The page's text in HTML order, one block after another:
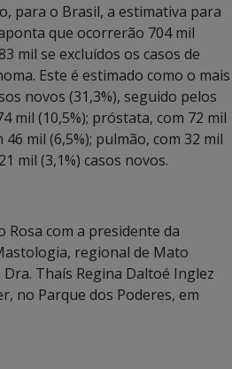
para o Brasil, a estimativa para
que ocorrerão 704 mil
mil se excluídos os casos de
Este é estimado como o mais
novos (31,3%), seguido pelos
mil (10,5%); próstata, com 72 mil
mil (6,5%); pulmão, com 32 mil
mil (3,1%) casos novos.
Rosa com a presidente da
regional de Mato
Dra. Thaís Regina Daltoé Inglez
no Parque dos Poderes, em